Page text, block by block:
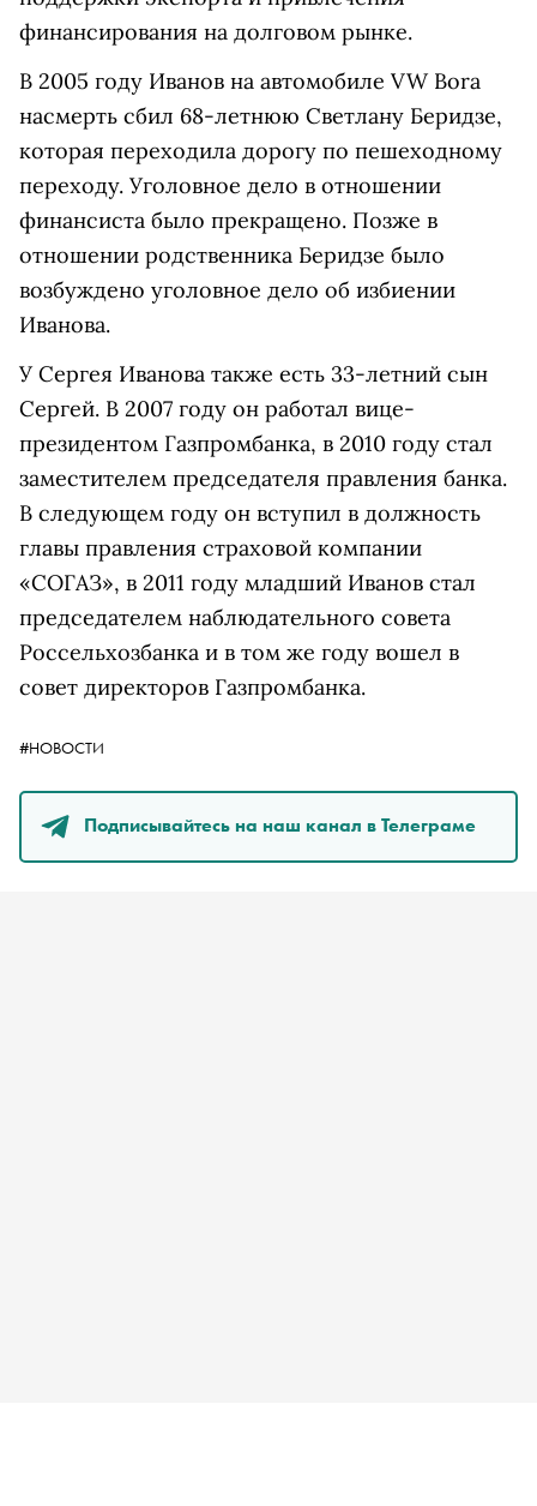
финансирования на долговом рынке.
В 2005 году Иванов на автомобиле VW Bora
насмерть сбил 68-летнюю Светлану Беридзе,
которая переходила дорогу по пешеходному
переходу. Уголовное дело в отношении
финансиста было прекращено. Позже в
отношении родственника Беридзе было
возбуждено уголовное дело об избиении
Иванова.
У Сергея Иванова также есть 33-летний сын
Сергей. В 2007 году он работал вице-
президентом Газпромбанка, в 2010 году стал
заместителем председателя правления банка.
В следующем году он вступил в должность
главы правления страховой компании
«СОГАЗ», в 2011 году младший Иванов стал
председателем наблюдательного совета
Россельхозбанка и в том же году вошел в
совет директоров Газпромбанка.
#НОВОСТИ
Подписывайтесь на наш канал в Телеграме